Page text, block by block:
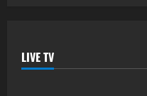
LIVE TV